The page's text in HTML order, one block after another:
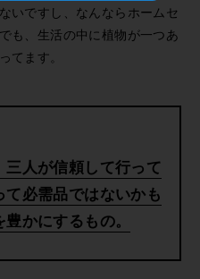
いですし、なんならホームセ
も、生活の中に植物が一つあ
てます。
人が信頼して行って
必需品ではないかも
かにするもの。